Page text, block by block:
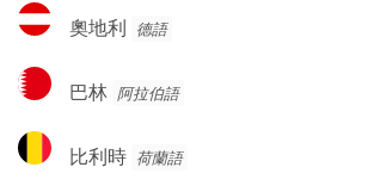
奧
地
奧地利 德語
巴
林
巴林 阿拉伯語
比
利
比利時 荷蘭語